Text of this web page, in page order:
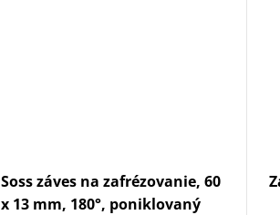
Soss záves na zafrézovanie, 60
x 13 mm, 180°, poniklovaný